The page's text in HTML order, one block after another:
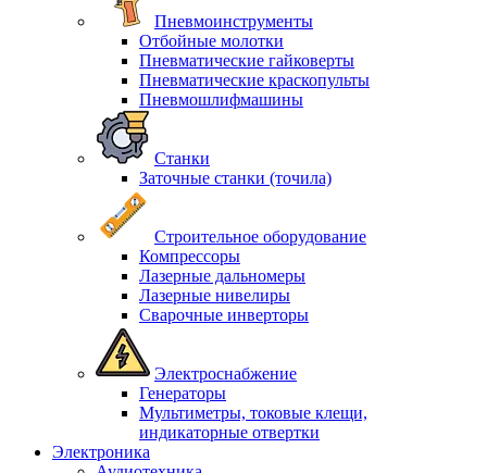
Пневмоинструменты
Отбойные молотки
Пневматические гайковерты
Пневматические краскопульты
Пневмошлифмашины
Станки
Заточные станки (точила)
Строительное оборудование
Компрессоры
Лазерные дальномеры
Лазерные нивелиры
Сварочные инверторы
Электроснабжение
Генераторы
Мультиметры, токовые клещи,
индикаторные отвертки
Электроника